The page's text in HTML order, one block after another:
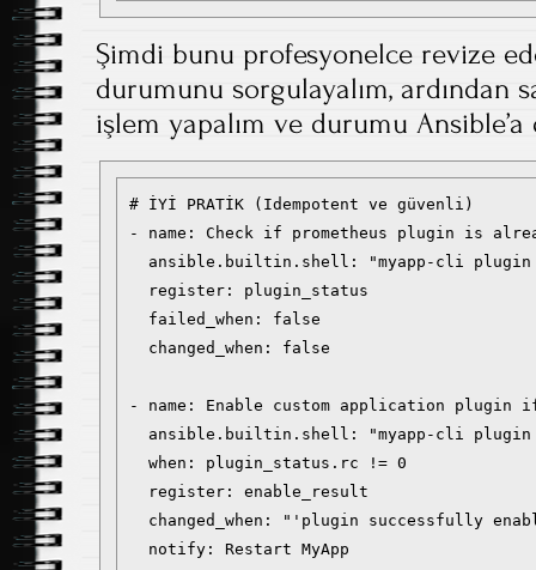
Şimdi bunu profesyonelce revize
durumunu sorgulayalım, ardından
işlem yapalım ve durumu
# İYİ PRATİK (Idempotent ve güvenli)
- name: Check if prometheus plugin is
ansible.builtin.shell: "myapp-cli
  register: plugin_status
  failed_when: false
  changed_when: false
- name: Enable custom application plugin
ansible.builtin.shell: "myapp-cli
  when: plugin_status.rc != 0
  register: enable_result
changed_when: "'plugin successfully